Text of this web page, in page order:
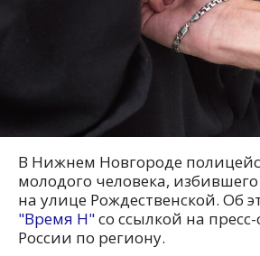
В Нижнем Новгороде
молодого человека,
на улице Рождественской. Об
"Время Н"со ссылкой на
России по региону.